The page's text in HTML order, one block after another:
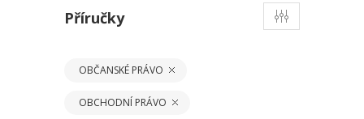
Příručky
OBČANSKÉ PRÁVO
OBCHODNÍ PRÁVO